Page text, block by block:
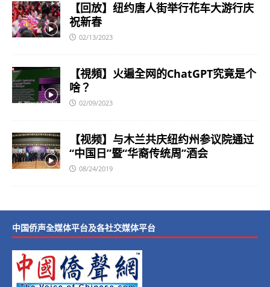
【回放】纽约唐人街举行花车大游行庆
祝新春
02/13/2023
【視頻】火遍全网的ChatGPT究竟是个
啥？
02/09/2023
【视频】与木兰共庆纽约州参议院通过
“中国日”暨“华裔传统周”酒会
08/24/2019
中国侨声全媒体平台及各社交媒体平台